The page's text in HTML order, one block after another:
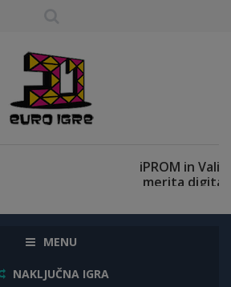
MENU
NAKLJUČNA IGRA